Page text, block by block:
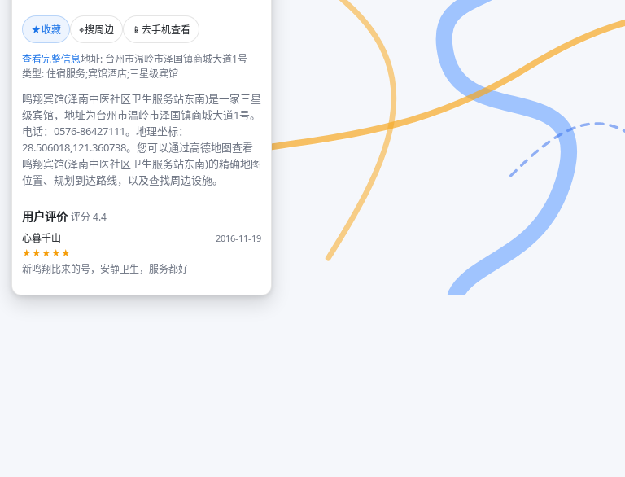
★收藏 ⌖搜周边 📱 去手机查看
查看完整信息地址: 台州市温岭市泽国镇商城大道1号
类型: 住宿服务;宾馆酒店;三星级宾馆
鸣翔宾馆(泽南中医社区卫生服务站东南)是一家三星
级宾馆，地址为台州市温岭市泽国镇商城大道1号。
电话：0576-86427111。地理坐标：
28.506018,121.360738。您可以通过高德地图查看
鸣翔宾馆(泽南中医社区卫生服务站东南)的精确地图
位置、规划到达路线，以及查找周边设施。
用户评价评分 4.4
心暮千山
2016-11-19
★★★★★
新鸣翔比来的号，安静卫生，服务都好